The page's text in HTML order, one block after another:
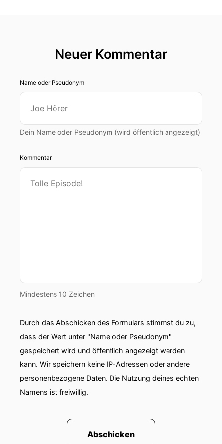
Neuer Kommentar
Name oder Pseudonym
Dein Name oder Pseudonym (wird öffentlich angezeigt)
Kommentar
Mindestens 10 Zeichen
Durch das Abschicken des Formulars stimmst du zu,
dass der Wert unter "Name oder Pseudonym"
gespeichert wird und öffentlich angezeigt werden
kann. Wir speichern keine IP-Adressen oder andere
personenbezogene Daten. Die Nutzung deines echten
Namens ist freiwillig.
Abschicken